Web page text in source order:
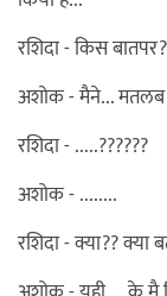
रशिदा - किस
अशोक - मैने... मतलब
रशिदा - .....??????
अशोक - ........
रशिदा - क्या?? क्या